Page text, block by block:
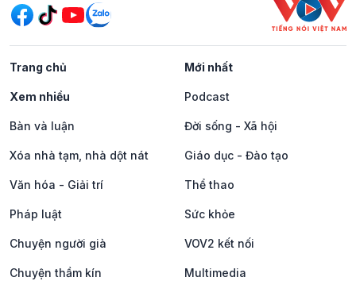
Trang chủ Mới nhất
Xem nhiều Podcast
Bàn và luận Đời sống - Xã hội
Xóa nhà tạm, nhà dột nát Giáo dục - Đào tạo
Văn hóa - Giải trí Thể thao
Pháp luật Sức khỏe
Chuyện người già VOV2 kết nối
Chuyện thầm kín Multimedia